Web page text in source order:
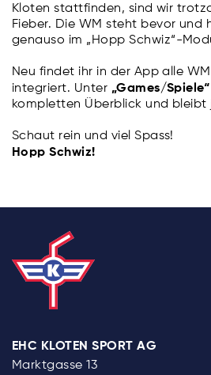
Kloten stattfinden, sind wir
Fieber. Die WM steht bevor und
genauso im „Hopp Schwiz“-
Neu findet ihr in der App alle
integriert. Unter „Games/Spiele“
kompletten Überblick und
Schaut rein und viel Spass!
Hopp Schwiz!
EHC KLOTEN SPORT AG
Marktgasse 13